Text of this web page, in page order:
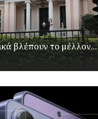
βλέπουν το μέλλον...